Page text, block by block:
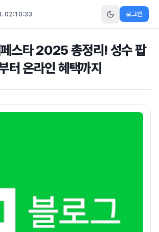
02:10:33 로그인
스타 2025 총정리! 성수 팝
터 온라인 혜택까지